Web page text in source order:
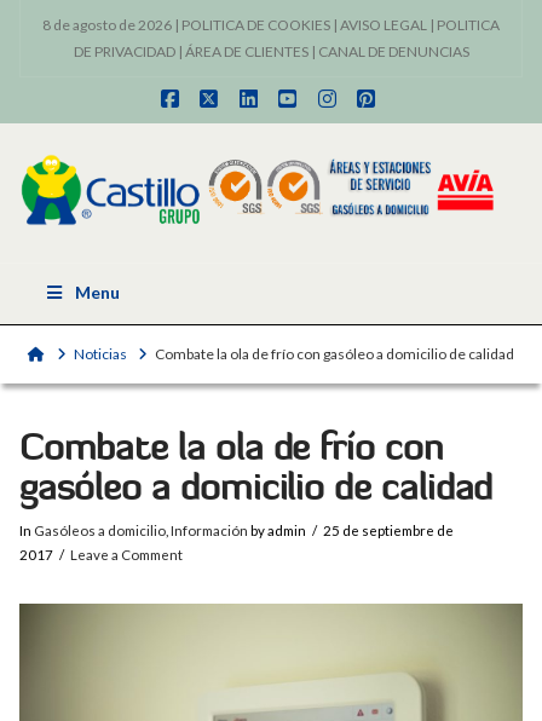
8 de agosto de 2026 | POLITICA DE COOKIES | AVISO LEGAL | POLITICA
DE PRIVACIDAD| ÁREA DE CLIENTES| CANAL DE DENUNCIAS
Facebook
X LinkedInYouTubeInstagram
Pinterest
Menu
HomeNoticias Combate la ola de frío con gasóleo a domicilio de calidad
Combate la ola de frío con
gasóleo a domicilio de calidad
In Gasóleos a domicilio, Información by admin
25 de septiembre de
2017
Leave a Comment